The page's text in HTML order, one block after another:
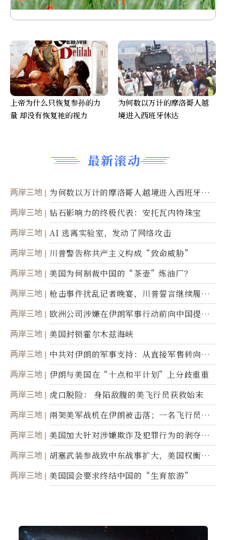
最新滚动
两岸三地
为何数以万计的摩洛哥人越境进入西班牙休
达
两岸三地 钻石影响力的终极代表：安托瓦内特珠宝
两岸三地 AI 逃离实验室，发动了网络攻击
两岸三地 川普警告称共产主义构成“致命威胁”
两岸三地 美国为何制裁中国的“茶壶”炼油厂？
两岸三地
枪击事件扰乱记者晚宴，川普誓言继续履行
职责
两岸三地
欧洲公司涉嫌在伊朗军事行动前向中国提供
美军基地的卫星图像
两岸三地 美国封锁霍尔木兹海峡
两岸三地
中共对伊朗的军事支持：从直接军售转向间
接技术转让
两岸三地 伊朗与美国在“十点和平计划”上分歧重重
两岸三地 虎口脱险： 身陷敌腹的美飞行员获救始末
两岸三地
兩架美军战机在伊朗被击落；一名飞行员失
踪
两岸三地
美国加大针对涉嫌欺诈及犯罪行为的剥夺公
民权力度
两岸三地
胡塞武装参战致中东战事扩大，美国权衡地
面入侵的可能性
两岸三地 美国国会要求终结中国的“生育旅游”
上帝为什么只恢复参孙的力
量 却没有恢复祂的视力
为何数以万计的摩洛哥人越
境进入西班牙休达